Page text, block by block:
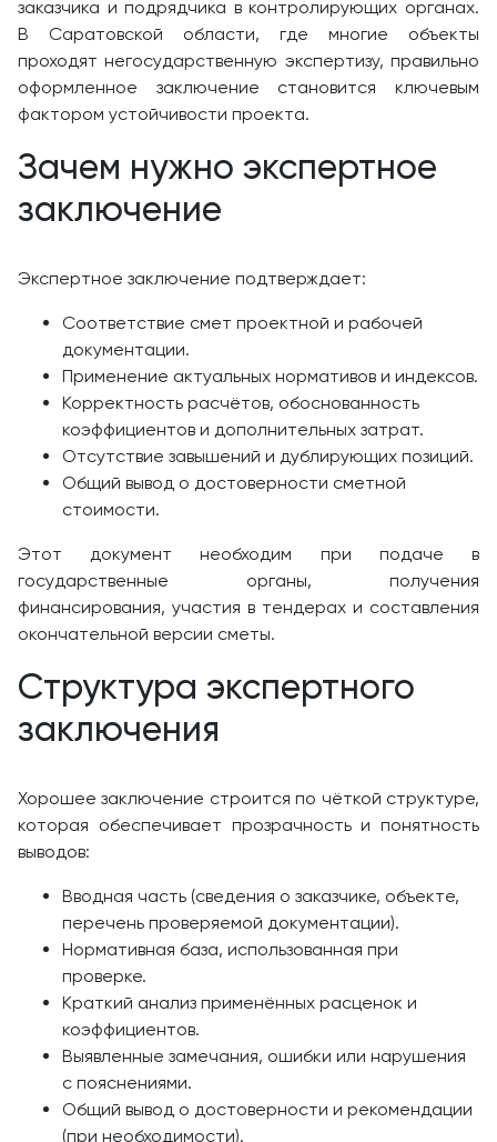
заказчика и подрядчика в контролирующих органах.
В Саратовской области, где многие объекты
проходят негосударственную экспертизу, правильно
оформленное заключение становится ключевым
фактором устойчивости проекта.
Зачем нужно экспертное
заключение
Экспертное заключение подтверждает:
Соответствие смет проектной и рабочей
документации.
Применение актуальных нормативов и индексов.
Корректность расчётов, обоснованность
коэффициентов и дополнительных затрат.
Отсутствие завышений и дублирующих позиций.
Общий вывод о достоверности сметной
стоимости.
Этот документ необходим при подаче в
государственные органы, получения
финансирования, участия в тендерах и составления
окончательной версии сметы.
Структура экспертного
заключения
Хорошее заключение строится по чёткой структуре,
которая обеспечивает прозрачность и понятность
выводов:
Вводная часть (сведения о заказчике, объекте,
перечень проверяемой документации).
Нормативная база, использованная при
проверке.
Краткий анализ применённых расценок и
коэффициентов.
Выявленные замечания, ошибки или нарушения
с пояснениями.
Общий вывод о достоверности и рекомендации
(при необходимости).